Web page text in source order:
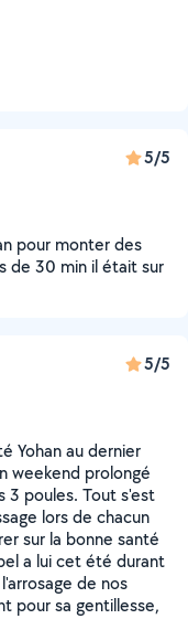
5/5
pour monter des
de 30 min il était sur
5/5
Yohan au dernier
weekend prolongé
3 poules. Tout s'est
lors de chacun
sur la bonne santé
a lui cet été durant
de nos
pour sa gentillesse,